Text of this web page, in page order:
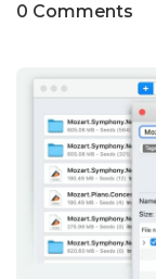
0 Comments